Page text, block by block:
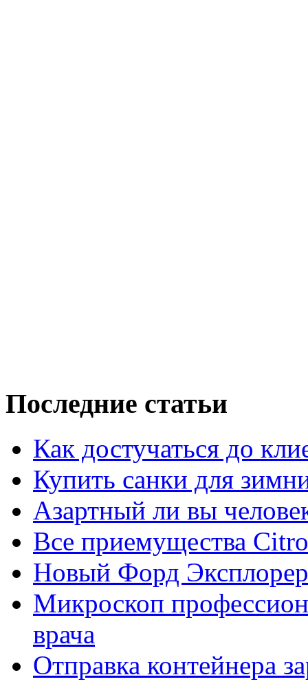
Последние статьи
Как достучаться до
Купить санки для
Азартный ли вы
Все приемущества
Новый Форд
Микроскоп
врача
Отправка контейнера